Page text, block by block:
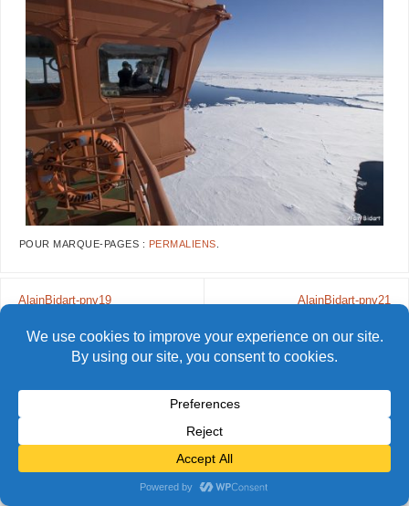
POUR MARQUE-PAGES : PERMALIENS
AlainBidart-pnv19 AlainBidart-pnv21